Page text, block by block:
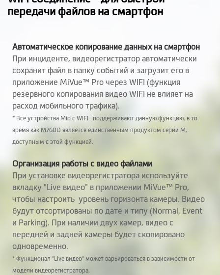
Вручную
движения
Возможность
делать фото во
время записи
видео
Мобильное
приложение
MiVue™ Pro
Приложение для
компьютера
MiVue™ Manager
Обновления по
воздуху OTA
передачи файлов на смартфон
Автоматическое копирование данных на смартфон
При инциденте, видеорегистратор автоматически
сохранит файл в папку событий и загрузит его в
приложение MiVue™ Pro через WIFI (функция
резервного копирования видео WIFI не влияет на
расход мобильного трафика).
* Все устройства Mio с WIFI поддерживают данную функцию, в то
время как M760D является единственным продуктом серии M,
доступным с этой функцией.
Организация работы с видео файлами
При установке видеорегистратора используйте
вкладку "Live видео" в приложении MiVue™ Pro,
чтобы настроить уровень горизонта камеры. Видео
будут отсортированы по дате и типу (Normal, Event
и Parking). При наличии двух камер, видео с
передней и задней камеры будет скопировано
одновременно.
* Функционал "Live видео" может варьироваться в зависимости от
модели видеорегистратора.